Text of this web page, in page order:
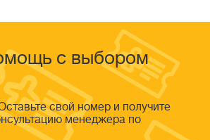
с выбором
свой номер и получите
менеджера по